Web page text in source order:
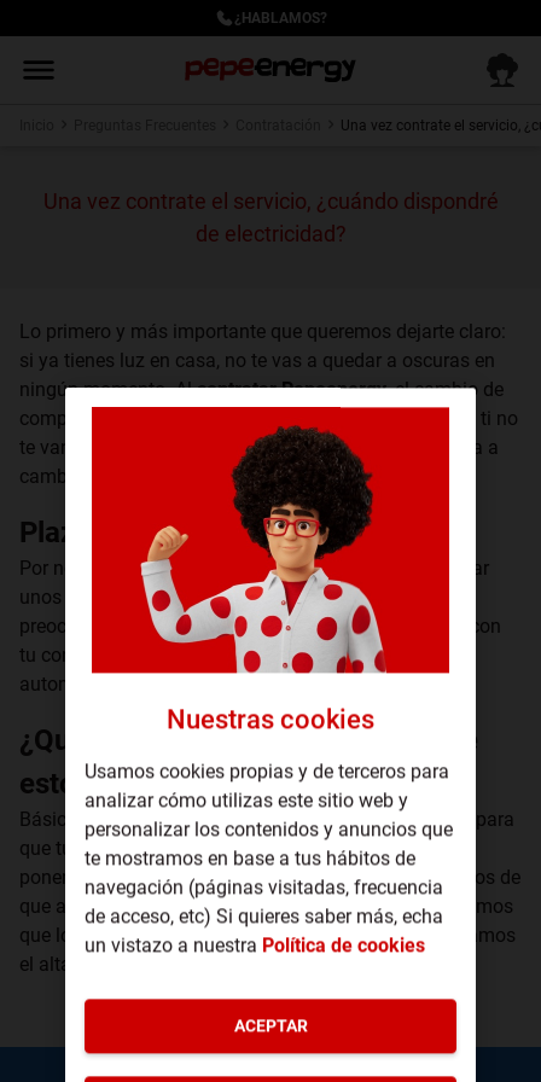
¿HABLAMOS?
Una vez contrate el servicio,
Una vez contrate el servicio, ¿cuándo dispondré
de electricidad?
Lo primero y más importante que queremos dejarte claro:
si ya tienes luz en casa, no te vas a quedar a oscuras en
ningún momento. Alcontratar Pepeenergy, el cambio de
compañía es un trámite puramente administrativo y a ti no
te van a cortar la luz ni va a ir ningún técnico a tu casa a
cambiar cables.
Plazo estimado para tu cambio
Por norma general, el cambio de compañía suele tardar
unos 15 días desde que nos das tus datos. No te
preocupes, durante ese tiempo seguirás teniendo
con
tu compañía actual y el traspaso se hará de forma
automática sin que tú notes absolutamente nada.
¿Qué gestiones realizamos durante
estos 15 días?
Básicamente, nos comemos todo el papeleo aburrido para
que tú no tengas que mover un dedo. Nosotros nos
ponemos en contacto con tu distribuidora, les avisamos de
que a partir de ahora te facturaremos nosotros, validamos
que los datos de tu contador están correctos y tramitamos
el alta en nuestro sistema. Así de fácil.
Nuestras cookies
Usamos cookies propias y de terceros para
analizar cómo utilizas este sitio web y
personalizar los contenidos y anuncios que
te mostramos en base a tus hábitos de
navegación (páginas visitadas, frecuencia
de acceso, etc) Si quieres saber más, echa
un vistazo a nuestra Política de cookies
ACEPTAR